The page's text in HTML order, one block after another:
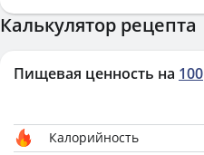
Калькулятор рецепта
Пищевая ценность на 100
Калорийность